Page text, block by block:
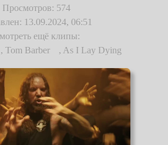
Просмотров: 574
13.09.2024, 06:51
ещё клипы:
, Tom Barber , As I Lay Dying